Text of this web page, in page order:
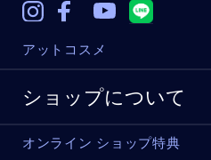
InstagramFacebook
アットコスメ
ショップについて
オンライン ショップ特典